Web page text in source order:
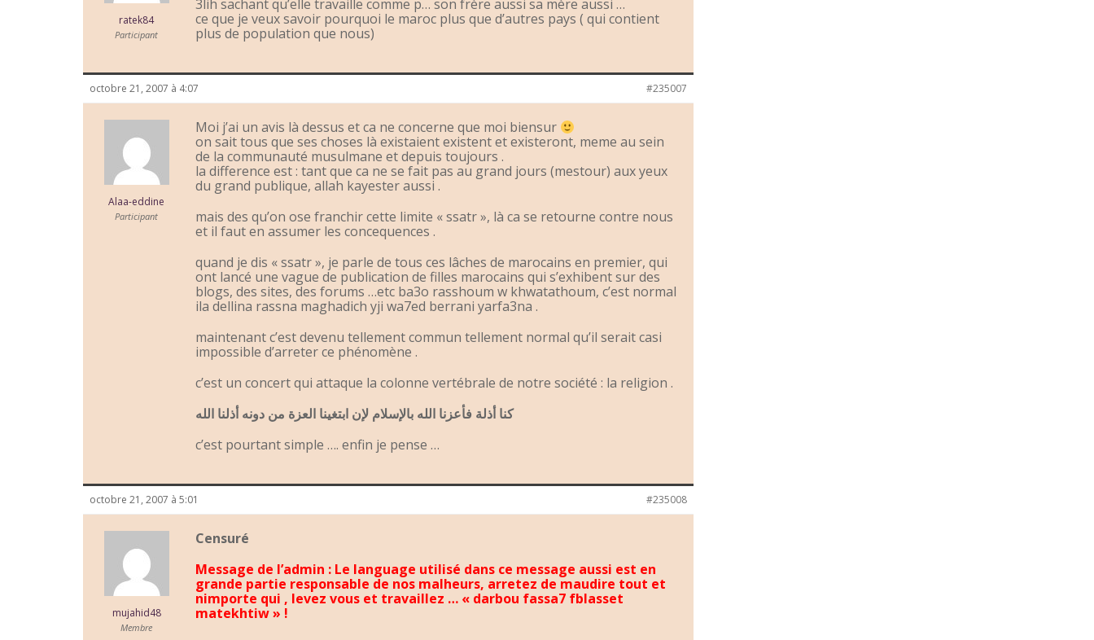
ratek84
Participant
3lih sachant qu’elle travaille comme p… son frère aussi sa mère aussi …
ce que je veux savoir pourquoi le maroc plus que d’autres pays ( qui contient
plus de population que nous)
octobre 21, 2007 à 4:07 #235007
Alaa-eddine
Participant
Moi j’ai un avis là dessus et ca ne concerne que moi biensur
on sait tous que ses choses là existaient existent et existeront, meme au sein
de la communauté musulmane et depuis toujours .
la difference est : tant que ca ne se fait pas au grand jours (mestour) aux yeux
du grand publique, allah kayester aussi .
mais des qu’on ose franchir cette limite « ssatr », là ca se retourne contre nous
et il faut en assumer les concequences .
quand je dis « ssatr », je parle de tous ces lâches de marocains en premier, qui
ont lancé une vague de publication de filles marocains qui s’exhibent sur des
blogs, des sites, des forums …etc ba3o rasshoum w khwatathoum, c’est normal
ila dellina rassna maghadich yji wa7ed berrani yarfa3na .
maintenant c’est devenu tellement commun tellement normal qu’il serait casi
impossible d’arreter ce phénomène .
c’est un concert qui attaque la colonne vertébrale de notre société : la religion .
كنا أذلة فأعزنا الله بالإسلام لإن ابتغينا العزة من دونه أذلنا الله
c’est pourtant simple …. enfin je pense …
octobre 21, 2007 à 5:01 #235008
mujahid48
Membre
Censuré
Message de l’admin : Le language utilisé dans ce message aussi est en
grande partie responsable de nos malheurs, arretez de maudire tout et
nimporte qui , levez vous et travaillez … « darbou fassa7 fblasset
matekhtiw » !